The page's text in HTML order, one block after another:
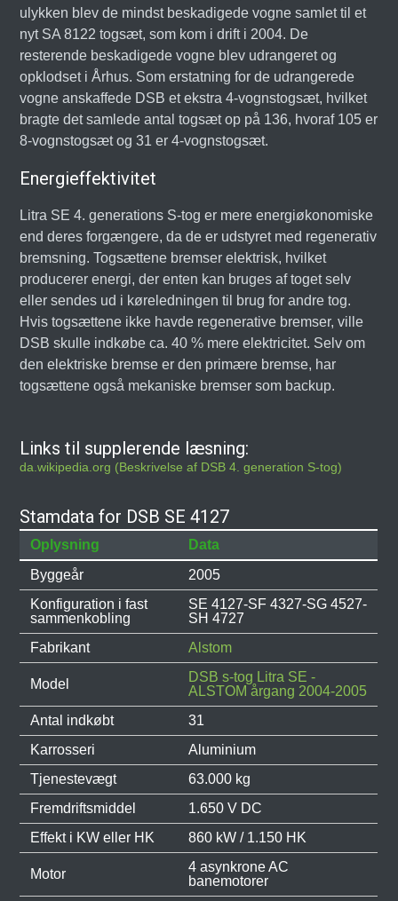
ulykken blev de mindst beskadigede vogne samlet til et
nyt SA 8122 togsæt, som kom i drift i 2004. De
resterende beskadigede vogne blev udrangeret og
opklodset i Århus. Som erstatning for de udrangerede
vogne anskaffede DSB et ekstra 4-vognstogsæt, hvilket
bragte det samlede antal togsæt op på 136, hvoraf 105 er
8-vognstogsæt og 31 er 4-vognstogsæt.
Energieffektivitet
Litra SE 4. generations S-tog er mere energiøkonomiske
end deres forgængere, da de er udstyret med regenerativ
bremsning. Togsættene bremser elektrisk, hvilket
producerer energi, der enten kan bruges af toget selv
eller sendes ud i køreledningen til brug for andre tog.
Hvis togsættene ikke havde regenerative bremser, ville
DSB skulle indkøbe ca. 40 % mere elektricitet. Selv om
den elektriske bremse er den primære bremse, har
togsættene også mekaniske bremser som backup.
Links til supplerende læsning:
da.wikipedia.org (Beskrivelse af DSB 4. generation S-tog)
Stamdata for DSB SE 4127
Oplysning
Data
Byggeår
2005
Konfiguration i fast
sammenkobling
SE 4127-SF 4327-SG 4527-
SH 4727
Fabrikant
Alstom
Model
DSB s-tog Litra SE -
ALSTOM årgang 2004-2005
Antal indkøbt
31
Karrosseri
Aluminium
Tjenestevægt
63.000 kg
Fremdriftsmiddel
1.650 V DC
Effekt i KW eller HK
860 kW / 1.150 HK
Motor
4 asynkrone AC
banemotorer